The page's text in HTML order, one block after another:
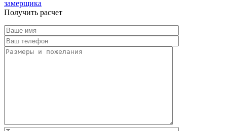
замерщика
Получить расчет